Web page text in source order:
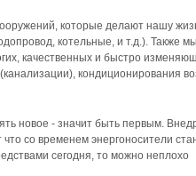
которые делают нашу
котельные, и т.д.). Также мы
качественных и быстро
кондиционирования
новое - значит быть первым.
со временем энергоносители
сегодня, то можно неплохо